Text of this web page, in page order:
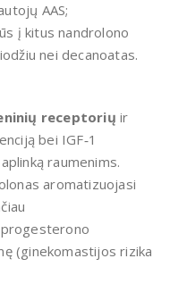
AAS;
į kitus nandrolono
nei decanoatas.
receptorių ir
bei IGF‑1
raumenims.
aromatizuojasi
(ginekomastijos rizika